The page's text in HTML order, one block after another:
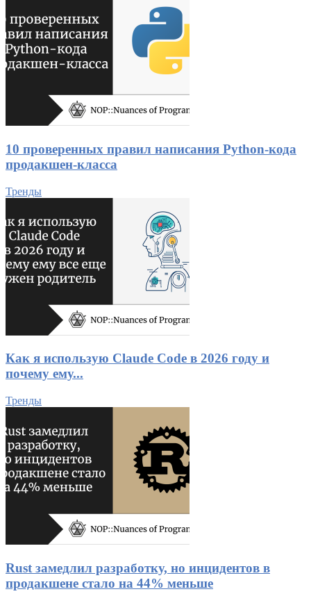
10 проверенных правил написания Python-кода
продакшен-класса
Тренды
Как я использую Claude Code в 2026 году и
почему ему...
Тренды
Rust замедлил разработку, но инцидентов в
продакшене стало на 44% меньше